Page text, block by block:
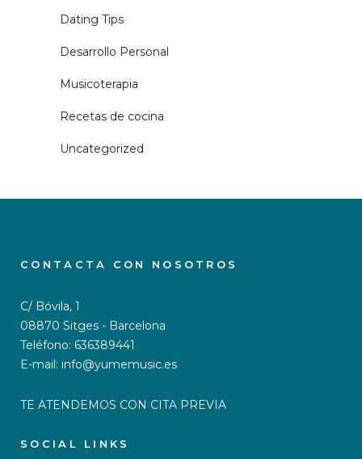
Dating Tips
Desarrollo Personal
Musicoterapia
Recetas de cocina
Uncategorized
CONTACTA CON NOSOTROS
C/ Bóvila, 1
08870 Sitges - Barcelona
Teléfono: 636389441
E-mail: info@yumemusic.es
TE ATENDEMOS CON CITA PREVIA
SOCIAL LINKS